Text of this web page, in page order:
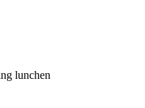
lunchen